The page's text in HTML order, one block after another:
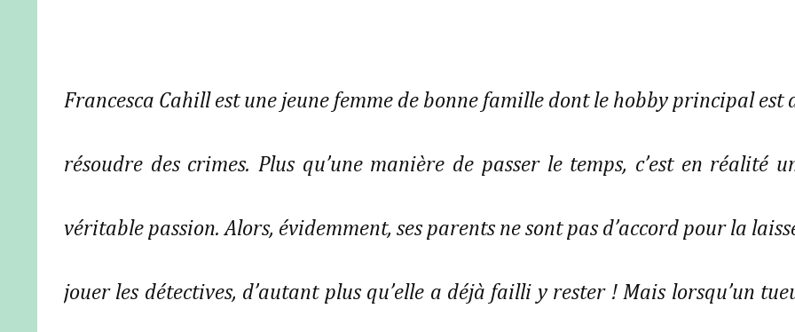
Francesca Cahill est une jeune femme de bonne famille dont le hobby principal est
résoudre des crimes. Plus qu’une manière de passer le temps, c’est en réalité
véritable passion. Alors, évidemment, ses parents ne sont pas d’accord pour la
jouer les détectives, d’autant plus qu’elle a déjà failli y rester ! Mais lorsqu’un